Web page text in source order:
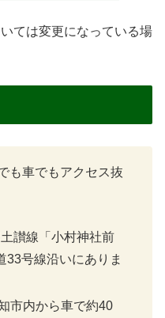
ては変更になっている場
も車でもアクセス抜
讃線「小村神社前
33号線沿いにありま
市内から車で約40